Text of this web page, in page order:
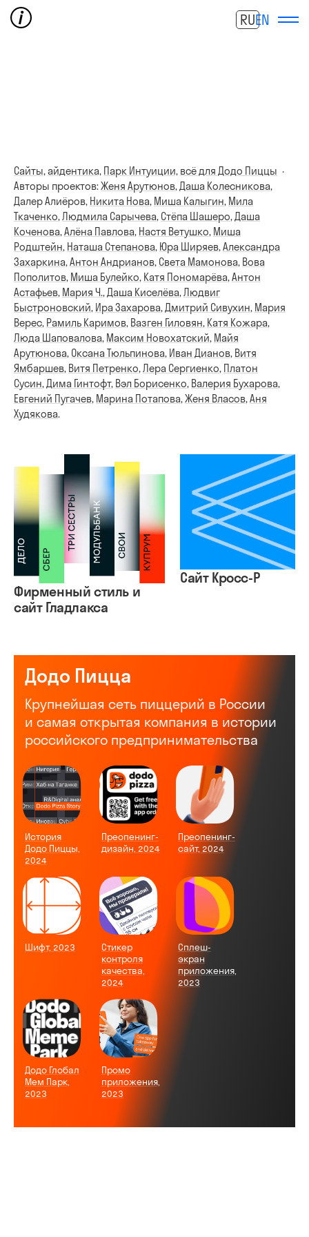
RUEN
Сайты, айдентика, Парк Интуиции, всё для Додо Пиццы ·
Авторы проектов:Женя Арутюнов, Даша Колесникова,
Далер Алиёров, Никита Нова, Миша Калыгин, Мила
Ткаченко, Людмила Сарычева, Стёпа Шашеро, Даша
Коченова, Алёна Павлова, Настя Ветушко, Миша
Родштейн, Наташа Степанова, Юра Ширяев, Александра
Захаркина, Антон Андрианов, Света Мамонова, Вова
Пополитов, Миша Булейко, Катя Пономарёва, Антон
Астафьев, Мария Ч., Даша Киселёва, Людвиг
Быстроновский, Ира Захарова, Дмитрий Сивухин, Мария
Верес, Рамиль Каримов, Вазген Гиловян, Катя Кожара,
Люда Шаповалова, Максим Новохатский, Майя
Арутюнова, Оксана Тюльпинова, Иван Дианов, Витя
Ямбаршев, Витя Петренко, Лера Сергиенко, Платон
Сусин, Дима Гинтофт, Вэл Борисенко, Валерия Бухарова,
Евгений Пугачев, Марина Потапова, Женя Власов, Аня
Худякова.
Додо Пицца
Крупнейшая сеть пиццерий в России
и самая открытая компания в истории
российского предпринимательства
История
Додо Пиццы,
2024
Преопенинг-
дизайн, 2024
Преопенинг-
сайт, 2024
Шифт, 2023
Стикер
контроля
качества,
2024
Сплеш-
экран
приложения,
2023
Додо Глобал
Мем Парк,
2023
Промо
приложения,
2023
Фирменный стиль и
сайт Гладлакса
Сайт Кросс-Р